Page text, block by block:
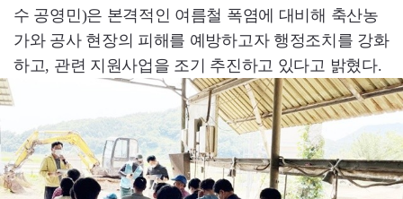
수 공영민)은 본격적인 여름철 폭염에 대비해 축산농
가와 공사 현장의 피해를 예방하고자 행정조치를 강화
하고, 관련 지원사업을 조기 추진하고 있다고 밝혔다.